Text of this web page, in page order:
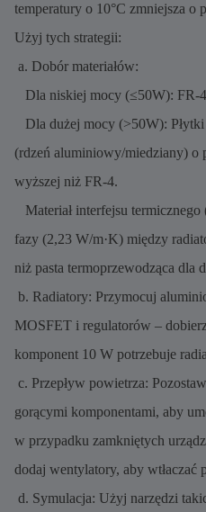
temperatury o 10°C zmniejsza o
Użyj tych strategii:
a. Dobór materiałów:
Dla niskiej mocy (≤50W): FR-
Dla dużej mocy (>50W):
(rdzeń aluminiowy/miedziany) o
wyższej niż FR-4.
Materiał interfejsu
fazy (2,23 W/m·K) między
niż pasta termoprzewodząca dla
b. Radiatory: Przymocuj
MOSFET i regulatorów –
komponent 10 W potrzebuje
c. Przepływ powietrza:
gorącymi komponentami, aby
w przypadku zamkniętych
dodaj wentylatory, aby wtłaczać
d. Symulacja: Użyj narzędzi